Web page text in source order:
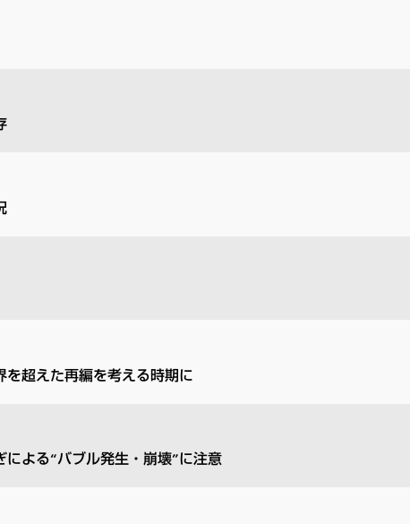
超えた再編を考える時期に
よる“バブル発生・崩壊”に注意